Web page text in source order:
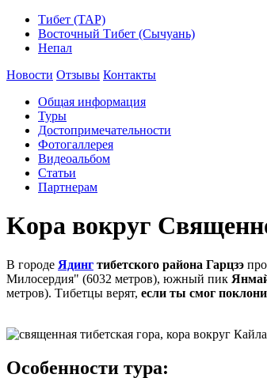
Тибет (ТАР)
Восточный Тибет (Сычуань)
Непал
Новости Отзывы Контакты
Общая информация
Туры
Достопримечательности
Фотогаллерея
Видеоальбом
Статьи
Партнерам
Kора вокруг
В городе Ядинг тибетского района Гарцзэ
Милосердия" (6032 метров), южный пик
метров). Тибетцы верят, если ты смог
Особенности тура: